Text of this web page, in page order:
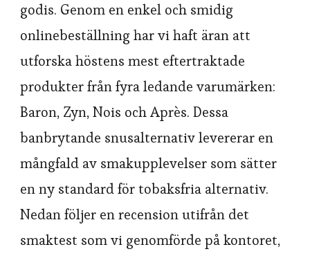
godis. Genom en enkel och smidig
onlinebeställning har vi haft äran att
utforska höstens mest eftertraktade
produkter från fyra ledande varumärken:
Baron, Zyn, Nois och Après. Dessa
banbrytande snusalternativ levererar en
mångfald av smakupplevelser som sätter
en ny standard för tobaksfria alternativ.
Nedan följer en recension utifrån det
smaktest som vi genomförde på kontoret,